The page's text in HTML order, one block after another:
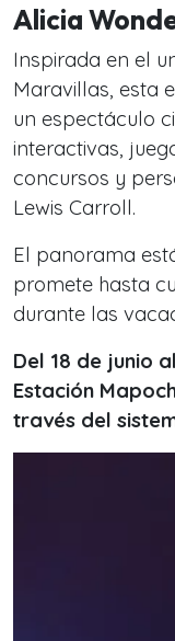
Alicia
Inspirada en el
Maravillas, esta
un espectáculo
interactivas,
concursos y
Lewis Carroll.
El panorama
promete hasta
durante las
Del 18 de junio
Estación
través del